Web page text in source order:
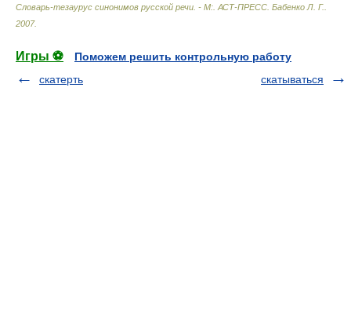
Словарь-тезаурус синонимов русской речи. - М:. АСТ-ПРЕСС Бабенко Л. Г.
2007.
Игры ⚽
Поможем решить контрольную работу
скатерть
скатываться